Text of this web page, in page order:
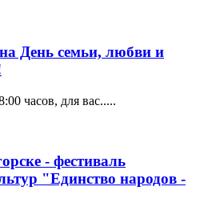
День семьи, любви и
часов, для вас.....
- фестиваль
"Единство народов -